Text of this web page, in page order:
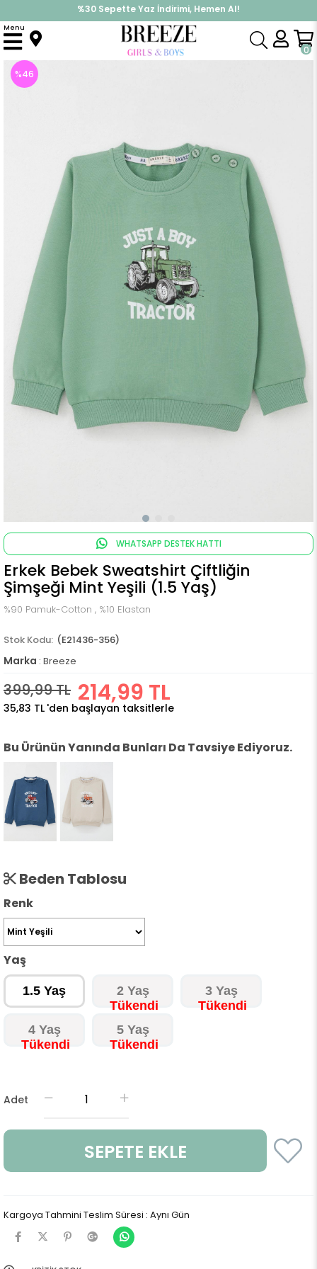
%30 Sepette Yaz İndirimi, Hemen Al!
İndirimlere ek %10 İndirimi Kap, Hemen Üye Ol!
0
Menu
Anasayfa Üst Giyim Sweatshirt Erkek Bebek Sweatshirt Çiftliğin Şimşeği Mint Yeşili (1.5 Yaş)
%46
WHATSAPP DESTEK HATTI
Erkek Bebek Sweatshirt Çiftliğin
Şimşeği Mint Yeşili (1.5 Yaş)
%90 Pamuk-Cotton , %10 Elastan
(E21436-356)
Marka : Breeze
399,99 TL 214,99 TL
35,83 TL 'den başlayan taksitlerle
Bu Ürünün Yanında Bunları Da Tavsiye Ediyoruz.
Beden Tablosu
Renk
Yaş
1.5 Yaş 2 Yaş 3 Yaş
4 Yaş 5 Yaş
Adet
Kargoya Tahmini Teslim Süresi : Aynı Gün